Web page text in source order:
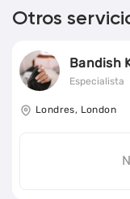
Otros
Bandish
Especialista
Londres, London